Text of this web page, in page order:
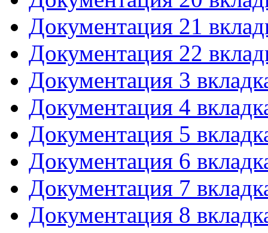
Документация 21
Документация 22
Документация 3
Документация 4
Документация 5
Документация 6
Документация 7
Документация 8